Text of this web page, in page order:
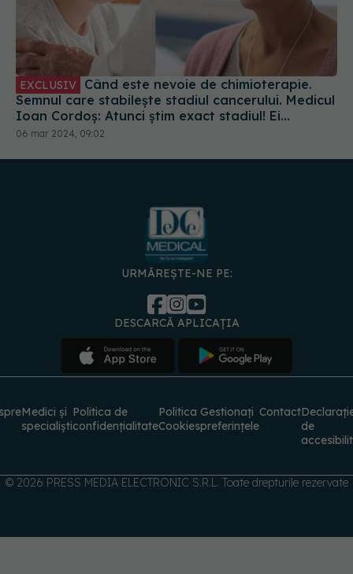
EXCLUSIV
Semnul care stabilește stadiul cancerului. Medicul
Ioan Cordoș: Atunci știm exact stadiul! Ei
stabilesc dacă e incipient sau avansat
06 mar 2024, 09:02
URMĂREȘTE-NE PE:
DESCARCĂ APLICAȚIA
Medici și
specialiști
Politica de
confidențialitate
Politica
Cookies
Gestionați
preferințele
Contact
de
© 2026 PRESS MEDIA ELECTRONIC S.R.L. Toate drepturile rezervate